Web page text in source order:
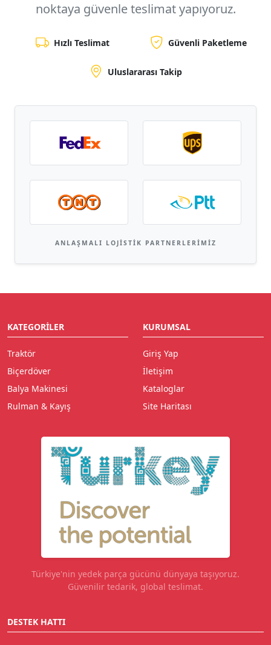
noktaya güvenle teslimat yapıyoruz.
Hızlı Teslimat Güvenli Paketleme
Uluslararası Takip
ANLAŞMALI LOJISTIK PARTNERLERIMIZ
KATEGORILER
Traktör
Biçerdöver
Balya Makinesi
Rulman & Kayış
KURUMSAL
Giriş Yap
İletişim
Kataloglar
Site Haritası
Türkiye'nin yedek parça gücünü dünyaya taşıyoruz.
Güvenilir tedarik, global teslimat.
DESTEK HATTI